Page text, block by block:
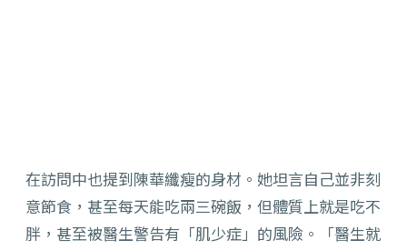
在訪問中也提到陳華纖瘦的身材。她坦言自己並非刻
意節食，甚至每天能吃兩三碗飯，但體質上就是吃不
胖，甚至被醫生警告有「肌少症」的風險。「醫生就